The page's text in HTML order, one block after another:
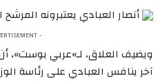
أنصار العبادي يعتبرونه المرشح
- ADVERTISEMENT -
ويضيف العلاق، لـ»عربي بوست»، أن
آخر ينافس العبادي على رئاسة